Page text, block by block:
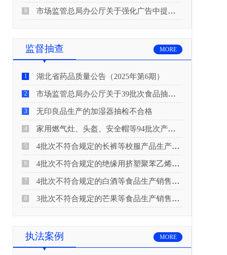
8 市场监管总局办公厅关于强化广告中提示性用语监管工作的通知
监督抽查 MORE
1 湖北省药品质量公告（2025年第6期）
2 市场监管总局办公厅关于39批次食品抽检不合格情况的通报
3 无印良品生产的加湿器抽检不合格
4 家用燃气灶、头盔、安全帽等94批次产品抽查不合格！
5 4批次不符合规定的长裤等校服产品生产销售企业被济南市市场监管局通报！
6 4批次不符合规定的绝缘用挤塑聚苯乙烯泡沫板（XPS）等产品生产销售企业被广元市市场监督管理局通报！
7 4批次不符合规定的白酒等食品生产销售企业被重庆市市场监督管理局通告！
8 3批次不符合规定的芒果等食品生产销售企业被长治市屯留区市场监督管理局公告！
执法案例 MORE